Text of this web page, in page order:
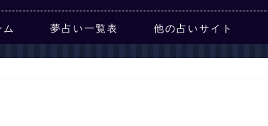
ム 夢占い一覧表 他の占いサイト